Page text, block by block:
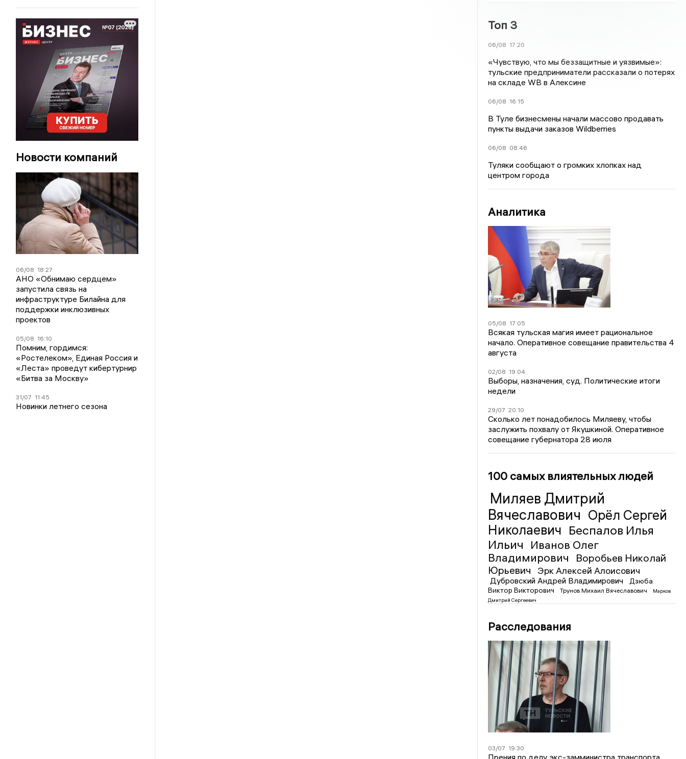
Новости компаний
06/08 18:27
АНО «Обнимаю сердцем»
запустила связь на
инфраструктуре Билайна для
поддержки инклюзивных
проектов
05/08 16:10
Помним, гордимся:
«Ростелеком», Единая Россия и
«Леста» проведут кибертурнир
«Битва за Москву»
31/07 11:45
Новинки летнего сезона
Топ 3
06/08 17:20
«Чувствую, что мы беззащитные и уязвимые»:
тульские предприниматели рассказали о потерях
на складе WB в Алексине
06/08 16:15
В Туле бизнесмены начали массово продавать
пункты выдачи заказов Wildberries
06/08 08:46
Туляки сообщают о громких хлопках над
центром города
Аналитика
05/08 17:05
Всякая тульская магия имеет рациональное
начало. Оперативное совещание правительства 4
августа
02/08 19:04
Выборы, назначения, суд. Политические итоги
недели
29/07 20:10
Сколько лет понадобилось Миляеву, чтобы
заслужить похвалу от Якушкиной. Оперативное
совещание губернатора 28 июля
100 самых влиятельных людей
Миляев Дмитрий
Вячеславович Орёл Сергей
Николаевич Беспалов Илья
Ильич
Иванов Олег
Владимирович
Воробьев Николай
Юрьевич
Эрк Алексей Алоисович
Дубровский Андрей Владимирович
Дзюба
Виктор Викторович
Трунов Михаил Вячеславович
Марков
Дмитрий Сергеевич
Расследования
03/07 19:30
Прения по делу экс-замминистра транспорта